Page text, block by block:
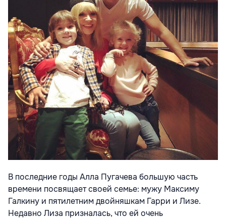
В последние годы Алла Пугачева большую часть
времени посвящает своей семье: мужу Максиму
Галкину и пятилетним двойняшкам Гарри и Лизе.
Недавно Лиза призналась, что ей очень